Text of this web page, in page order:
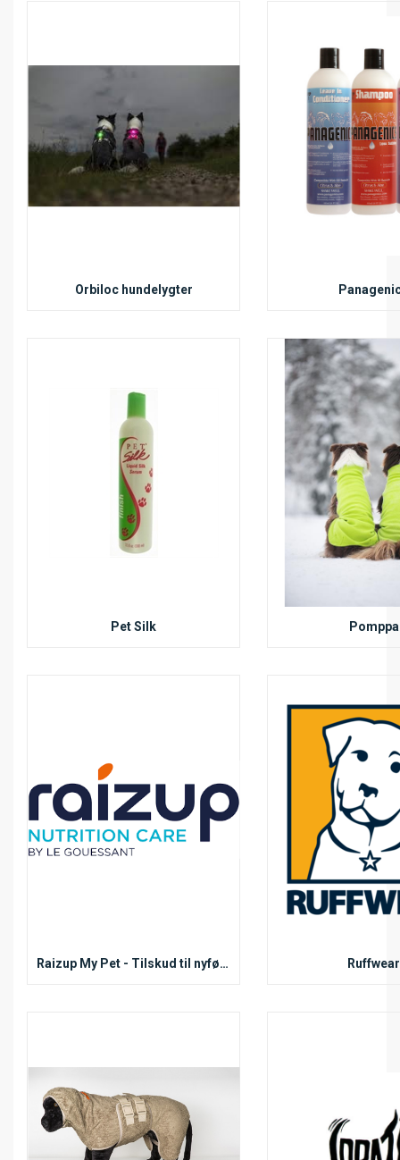
Orbiloc hundelygter
Pet Silk Pomppa
Raizup My Pet - Tilskud til nyfødte Ruffwear